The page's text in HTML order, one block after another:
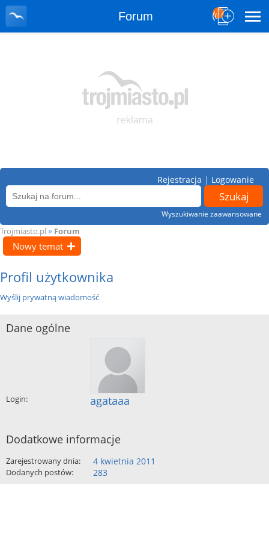
Forum
Wyszukiwanie zaawansowane
Rejestracja | Logowanie
Trojmiasto.pl » Forum
Nowy temat
Profil użytkownika
Wyślij prywatną wiadomość
Dane ogólne
Login: agataaa
Dodatkowe informacje
Zarejestrowany dnia: 4 kwietnia 2011
Dodanych postów: 283